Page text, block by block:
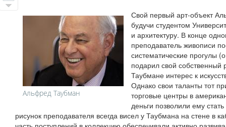
Альфред Таубман
Свой первый арт-объект
будучи студентом
и архитектуру. В конце
преподаватель живописи
систематические прогулы
подарил свой собственный
Таубмане интерес к
Однако свои таланты тот
торговые центры в
деньги позволили ему
рисунок преподавателя всегда висел у Таубмана на стене в